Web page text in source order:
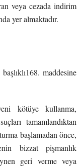
veya cezada indirim
yer almaktadır.
maddesine
kötüye kullanma,
tamamlandıktan
başlamadan önce,
bizzat pişmanlık
geri verme veya